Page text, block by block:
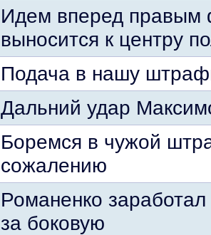
Идем вперед правым
выносится к центру
Подача в нашу
Дальний удар
Боремся в чужой
сожалению
Романенко
за боковую